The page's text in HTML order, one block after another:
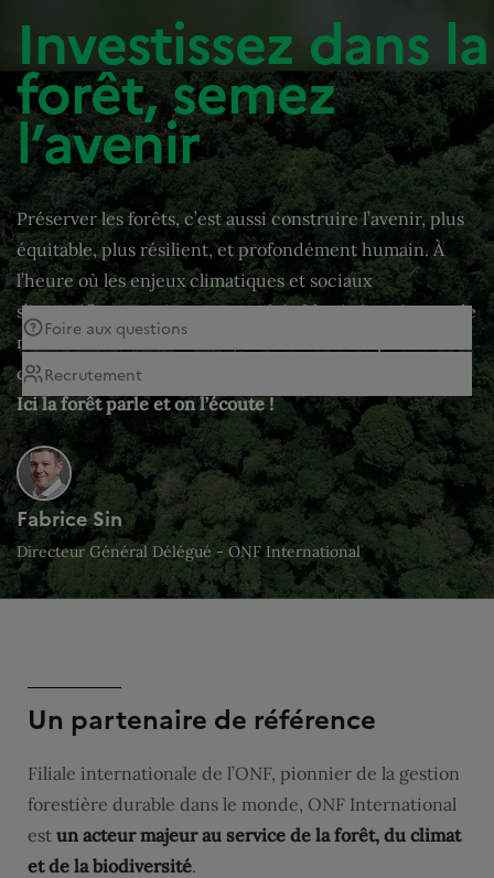
Foire aux questions
Recrutement
Investissez dans la
forêt, semez
l’avenir
Préserver les forêts, c’est aussi construire l’avenir, plus
équitable, plus résilient, et profondément humain. À
l’heure où les enjeux climatiques et sociaux
s’intensifient, ce site est une véritable vitrine vivante de
nos actions dans le monde, un outil de transparence et
d’engagement.
Ici la forêt parle et on l’écoute !
Fabrice Sin
Directeur Général Délégué - ONF International
Un partenaire de référence
Filiale internationale de l’ONF, pionnier de la gestion
forestière durable dans le monde, ONF International
est un acteur majeur au service de la forêt, du climat
et de la biodiversité.